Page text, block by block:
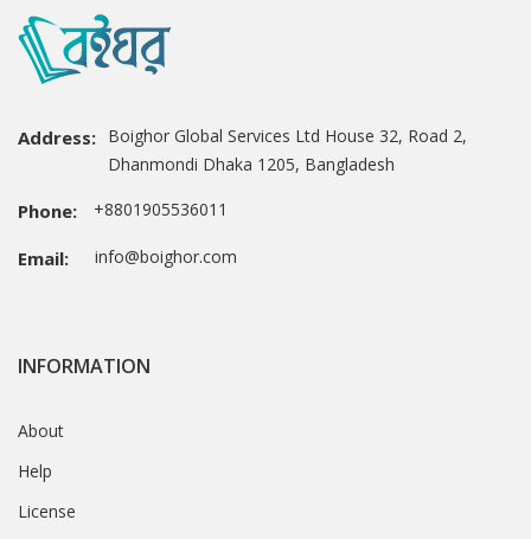
Address: Boighor Global Services Ltd House 32, Road 2,
Dhanmondi Dhaka 1205, Bangladesh
Phone: +8801905536011
Email: info@boighor.com
INFORMATION
About
Help
License